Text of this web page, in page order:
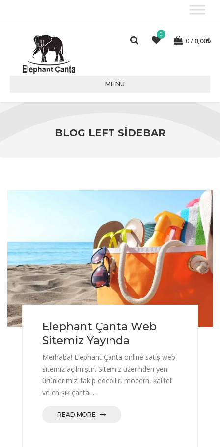
0
0 0,00
MENU
BLOG LEFT SIDEBAR
Elephant Çanta Web
Sitemiz Yayında
Merhaba! Elephant Çanta online satış web
sitemiz açılmıştır. Sitemiz üzerinden yeni
ürünlerimizi takip edebilir, modern, kaliteli
ve en şık çanta ...
READ MORE